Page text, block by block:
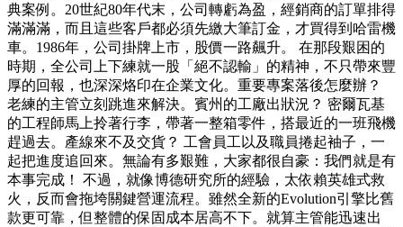
典案例。20世紀80年代末，公司轉虧為盈，經銷商的訂單排得
滿滿滿，而且這些客戶都必須先繳大筆訂金，才買得到哈雷機
車。1986年，公司掛牌上市，股價一路飆升。 在那段艱困的
時期，全公司上下練就一股「絕不認輸」的精神，不只帶來豐
厚的回報，也深深烙印在企業文化。重要專案落後怎麼辦？
老練的主管立刻跳進來解決。賓州的工廠出狀況？ 密爾瓦基
的工程師馬上拎著行李，帶著一整箱零件，搭最近的一班飛機
趕過去。產線來不及交貨？ 工會員工以及職員捲起袖子，一
起把進度追回來。無論有多艱難，大家都很自豪：我們就是有
本事完成！ 不過，就像博德研究所的經驗，太依賴英雄式救
火，反而會拖垮關鍵營運流程。雖然全新的Evolution引擎比舊
款更可靠，但整體的保固成本居高不下。就算主管能迅速出